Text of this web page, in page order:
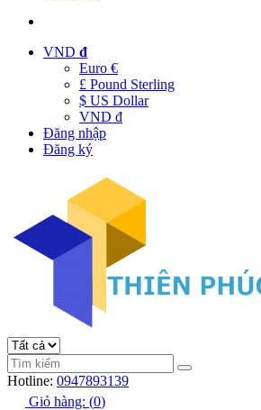
VND đ
Euro €
£ Pound Sterling
$ US Dollar
VND đ
Đăng nhập
Đăng ký
Hotline: 0947893139
Giỏ hàng: (0)